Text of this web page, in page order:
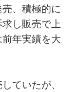
、積極的に
し販売で上
年実績を大
ていたが、